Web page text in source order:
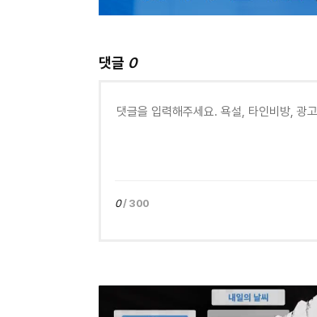
댓글 0
0/ 300